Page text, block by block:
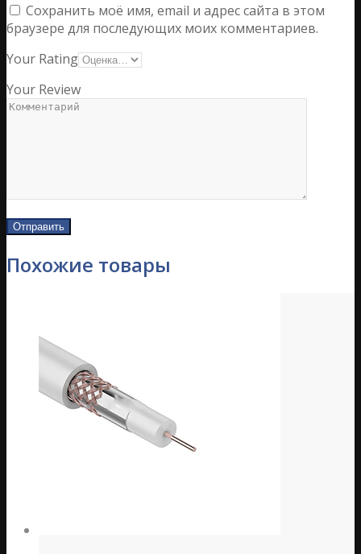
Сохранить моё имя, email и адрес сайта в этом
браузере для последующих моих комментариев.
Your Rating
Your Review
Похожие товары